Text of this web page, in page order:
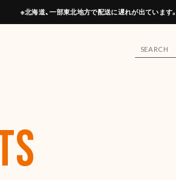
北海道、一部東北地方で配送に遅れが出ています。